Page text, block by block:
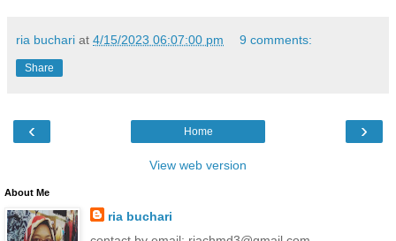
ria buchari at 4/15/2023 06:07:00 pm 9 comments:
Share
‹ ›
Home
View web version
About Me
ria buchari